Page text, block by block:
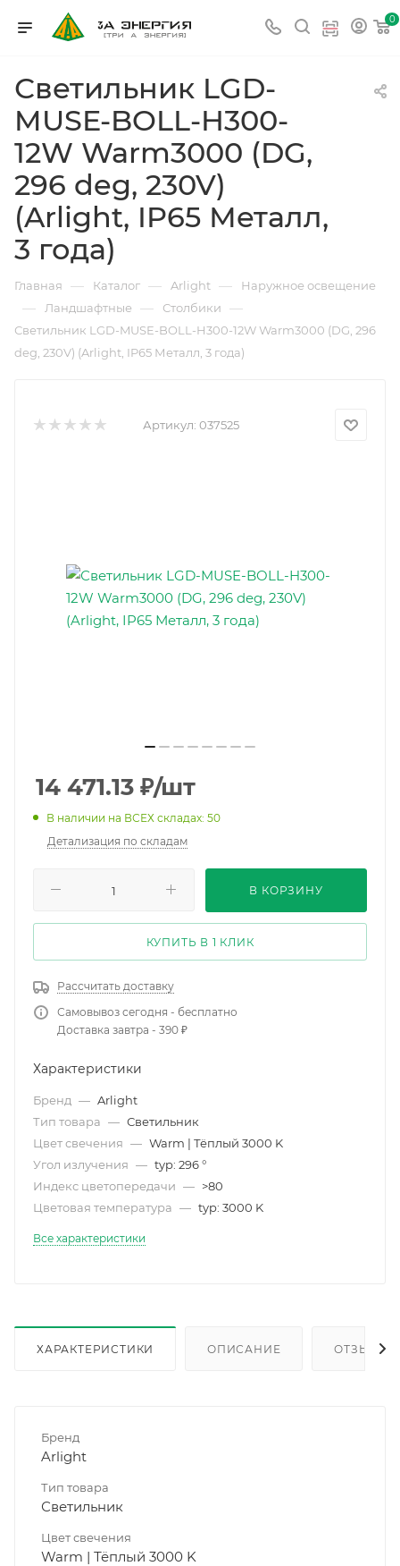
0
Светильник LGD-
MUSE-BOLL-H300-
12W Warm3000 (DG,
296 deg, 230V)
(Arlight, IP65 Металл,
3 года)
Главная — Каталог — Arlight — Наружное освещение
— Ландшафтные — Столбики —
Светильник LGD-MUSE-BOLL-H300-12W Warm3000 (DG, 296
deg, 230V) (Arlight, IP65 Металл, 3 года)
Артикул: 037525
14 471.13 ₽/шт
В наличии на ВСЕХ складах: 50
Детализация по складам
В КОРЗИНУ
КУПИТЬ В 1 КЛИК
Рассчитать доставку
Самовывоз сегодня - бесплатно
Доставка завтра - 390 ₽
Характеристики
Бренд — Arlight
Тип товара — Светильник
Цвет свечения — Warm | Тёплый 3000 K
Угол излучения — typ: 296 °
Индекс цветопередачи — >80
Цветовая температура — typ: 3000 K
Все характеристики
ХАРАКТЕРИСТИКИ ОПИСАНИЕ ОТЗЫВЫ
Бренд
Arlight
Тип товара
Светильник
Цвет свечения
Warm | Тёплый 3000 K